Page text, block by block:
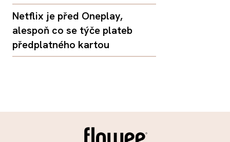
Netflix je před Oneplay,
alespoň co se týče plateb
předplatného kartou